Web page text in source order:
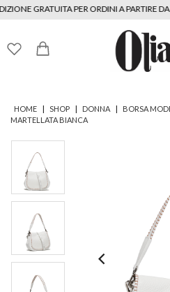
GRATUITA PER ORDINI A PARTIRE DA
HOME | SHOP | DONNA |
BORSA
MARTELLATA BIANCA